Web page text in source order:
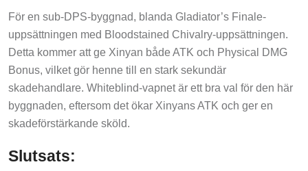
För en sub-DPS-byggnad, blanda Gladiator’s Finale-
uppsättningen med Bloodstained Chivalry-uppsättningen.
Detta kommer att ge Xinyan både ATK och Physical DMG
Bonus, vilket gör henne till en stark sekundär
skadehandlare. Whiteblind-vapnet är ett bra val för den här
byggnaden, eftersom det ökar Xinyans ATK och ger en
skadeförstärkande sköld.
Slutsats: